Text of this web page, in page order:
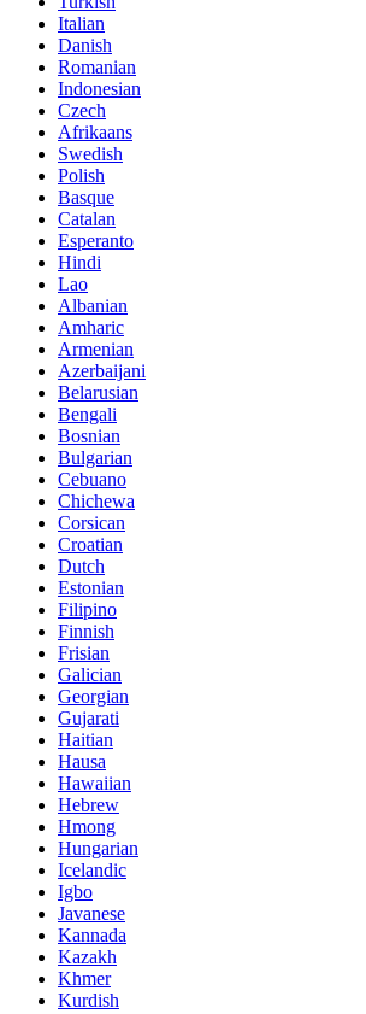
Italian
Danish
Romanian
Indonesian
Czech
Afrikaans
Swedish
Polish
Basque
Catalan
Esperanto
Hindi
Lao
Albanian
Amharic
Armenian
Azerbaijani
Belarusian
Bengali
Bosnian
Bulgarian
Cebuano
Chichewa
Corsican
Croatian
Dutch
Estonian
Filipino
Finnish
Frisian
Galician
Georgian
Gujarati
Haitian
Hausa
Hawaiian
Hebrew
Hmong
Hungarian
Icelandic
Igbo
Javanese
Kannada
Kazakh
Khmer
Kurdish